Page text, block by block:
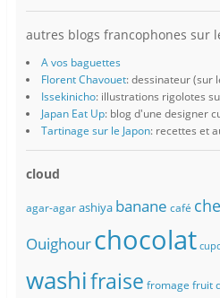
autres blogs francophones sur
A vos baguettes
Florent Chavouet: dessinateur (sur
Issekinicho: illustrations rigolotes
Japan Eat Up: blog d'une designer
Tartinage sur le Japon: recettes et
cloud
agar-agar ashiya banane café
Ouighourchocolat
washifraise fromage fruit